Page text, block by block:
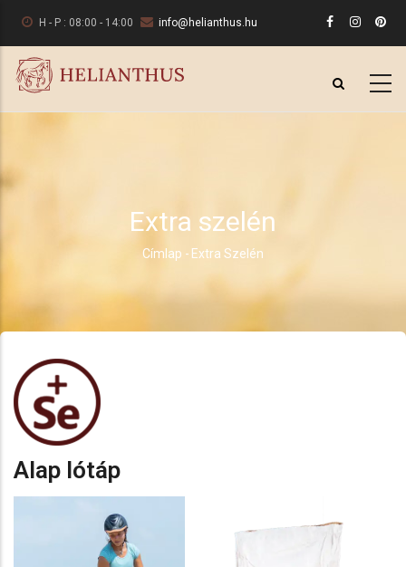
tartalomra
H - P : 08:00 - 14:00 info@helianthus.hu
Extra szelén
Morzsa
Címlap - Extra Szelén
Alap lótáp